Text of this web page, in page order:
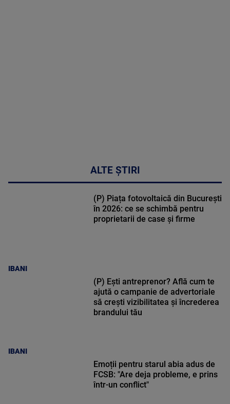
ALTE ȘTIRI
IBANI
(P) Piața fotovoltaică din București
în 2026: ce se schimbă pentru
proprietarii de case și firme
IBANI
(P) Ești antreprenor? Află cum te
ajută o campanie de advertoriale
să crești vizibilitatea și încrederea
brandului tău
Emoții pentru starul abia adus de
FCSB: "Are deja probleme, e prins
într-un conflict"